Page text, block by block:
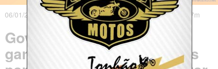
06/01/2016 às 11h23m - Atualizado em 06/01/2016 às 11h27m
Governo de Pernambuco
garante concursos públicos